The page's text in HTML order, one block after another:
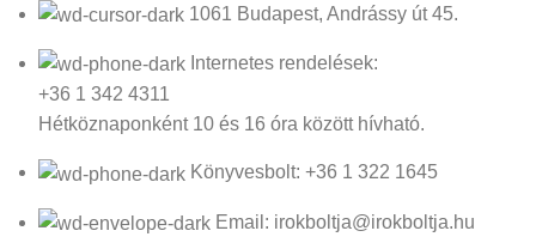
1061 Budapest, Andrássy út 45.
Internetes rendelések:
+36 1 342 4311
Hétköznaponként 10 és 16 óra között hívható.
Könyvesbolt: +36 1 322 1645
Email: irokboltja@irokboltja.hu